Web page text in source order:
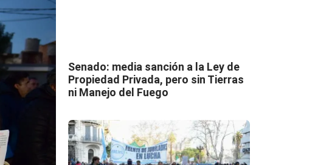
Senado: media sanción a la Ley de
Propiedad Privada, pero sin Tierras
ni Manejo del Fuego